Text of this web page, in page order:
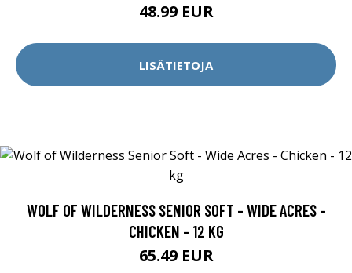
48.99 EUR
LISÄTIETOJA
WOLF OF WILDERNESS SENIOR SOFT - WIDE ACRES -
CHICKEN - 12 KG
65.49 EUR